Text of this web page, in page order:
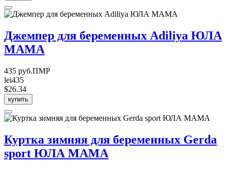
Джемпер для беременных Adiliya ЮЛА
МАМА
435 руб.ПМР
lei435
$26.34
купить
Куртка зимняя для беременных Gerda
sport ЮЛА МАМА